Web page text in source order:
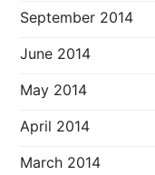
September 2014
June 2014
May 2014
April 2014
March 2014